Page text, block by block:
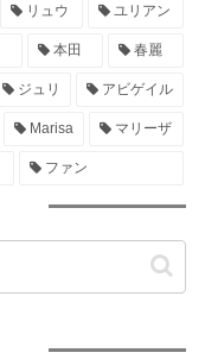
リュウ ユリアン
本田 春麗
ジュリ アビゲイル
Marisa マリーザ
ファン